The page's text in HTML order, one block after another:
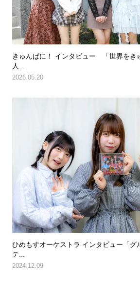
きゅんぱに！ インタビュー 「世界をき
人...
2026.05.20
ひめもすオーケストラ インタビュー「グ
テ...
2024.12.09